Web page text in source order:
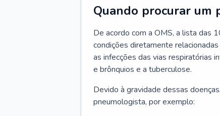
Quando procurar um
De acordo com a OMS, a lista das
condições diretamente
as infecções das vias respiratórias
e brônquios e a tuberculose.
Devido à gravidade dessas
pneumologista, por exemplo: